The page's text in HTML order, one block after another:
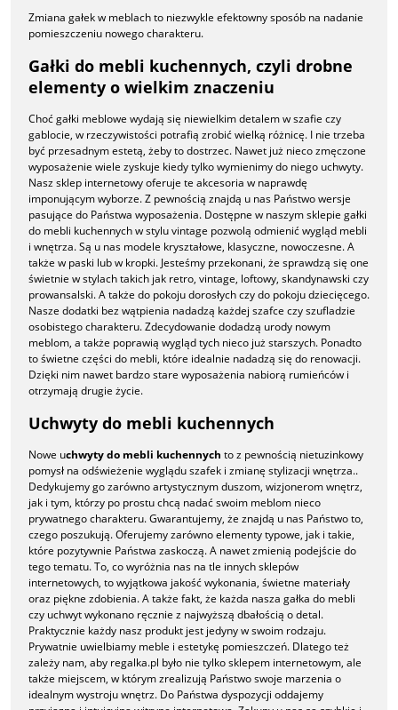
Zmiana gałek w meblach to niezwykle efektowny sposób na nadanie
pomieszczeniu nowego charakteru.
Gałki do mebli kuchennych, czyli drobne
elementy o wielkim znaczeniu
Choć gałki meblowe wydają się niewielkim detalem w szafie czy
gablocie, w rzeczywistości potrafią zrobić wielką różnicę. I nie trzeba
być przesadnym estetą, żeby to dostrzec. Nawet już nieco zmęczone
wyposażenie wiele zyskuje kiedy tylko wymienimy do niego uchwyty.
Nasz sklep internetowy oferuje te akcesoria w naprawdę
imponującym wyborze. Z pewnością znajdą u nas Państwo wersje
pasujące do Państwa wyposażenia. Dostępne w naszym sklepie gałki
do mebli kuchennych w stylu vintage pozwolą odmienić wygląd mebli
i wnętrza. Są u nas modele kryształowe, klasyczne, nowoczesne. A
także w paski lub w kropki. Jesteśmy przekonani, że sprawdzą się one
świetnie w stylach takich jak retro, vintage, loftowy, skandynawski czy
prowansalski. A także do pokoju dorosłych czy do pokoju dziecięcego.
Nasze dodatki bez wątpienia nadadzą każdej szafce czy szufladzie
osobistego charakteru. Zdecydowanie dodadzą urody nowym
meblom, a także poprawią wygląd tych nieco już starszych. Ponadto
to świetne części do mebli, które idealnie nadadzą się do renowacji.
Dzięki nim nawet bardzo stare wyposażenia nabiorą rumieńców i
otrzymają drugie życie.
Uchwyty do mebli kuchennych
Nowe uchwyty do mebli kuchennych to z pewnością nietuzinkowy
pomysł na odświeżenie wyglądu szafek i zmianę stylizacji wnętrza..
Dedykujemy go zarówno artystycznym duszom, wizjonerom wnętrz,
jak i tym, którzy po prostu chcą nadać swoim meblom nieco
prywatnego charakteru. Gwarantujemy, że znajdą u nas Państwo to,
czego poszukują. Oferujemy zarówno elementy typowe, jak i takie,
które pozytywnie Państwa zaskoczą. A nawet zmienią podejście do
tego tematu. To, co wyróżnia nas na tle innych sklepów
internetowych, to wyjątkowa jakość wykonania, świetne materiały
oraz piękne zdobienia. A także fakt, że każda nasza gałka do mebli
czy uchwyt wykonano ręcznie z najwyższą dbałością o detal.
Praktycznie każdy nasz produkt jest jedyny w swoim rodzaju.
Prywatnie uwielbiamy meble i estetykę pomieszczeń. Dlatego też
zależy nam, aby regalka.pl było nie tylko sklepem internetowym, ale
także miejscem, w którym zrealizują Państwo swoje marzenia o
idealnym wystroju wnętrz. Do Państwa dyspozycji oddajemy